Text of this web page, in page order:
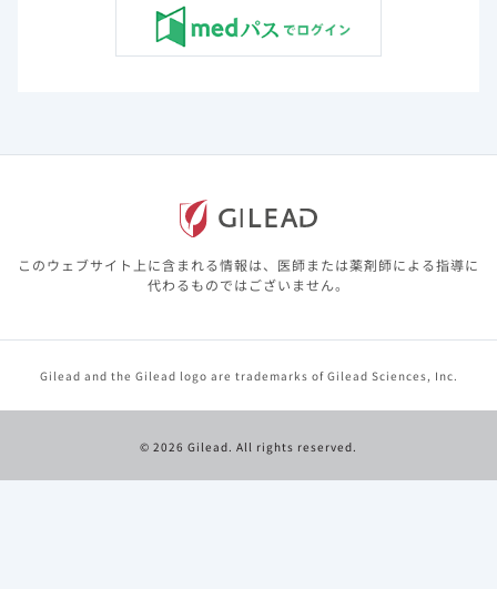
抑制状態の患者は93.7％（118/126名）、COVID-19進行
で48/54名、非治療群で63/72名でした。
ワクチン接種率は79.4％（100/126名）の患者で完了して
おり、過去のCOVID-19罹患歴は自己申告で
9.3％（19/126名）でした。
のp値）、そのほかはワクチン接種率を含め有意差はあり
試験対象者の臨床的特徴
このウェブサイト上に含まれる情報は、医師または薬剤師による指導に
代わるものではございません。
Gilead and the Gilead logo are trademarks of Gilead Sciences, Inc.
© 2026 Gilead. All rights reserved.